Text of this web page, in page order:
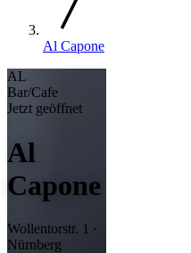
Al Capone
AL
Bar/Cafe
Jetzt geöffnet
Al
Capone
Wollentorstr. 1 ·
Nürnberg